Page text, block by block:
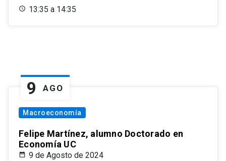
13:35 a 14:35
9 AGO
Macroeconomía
Felipe Martínez, alumno Doctorado en
Economía UC
9 de Agosto de 2024